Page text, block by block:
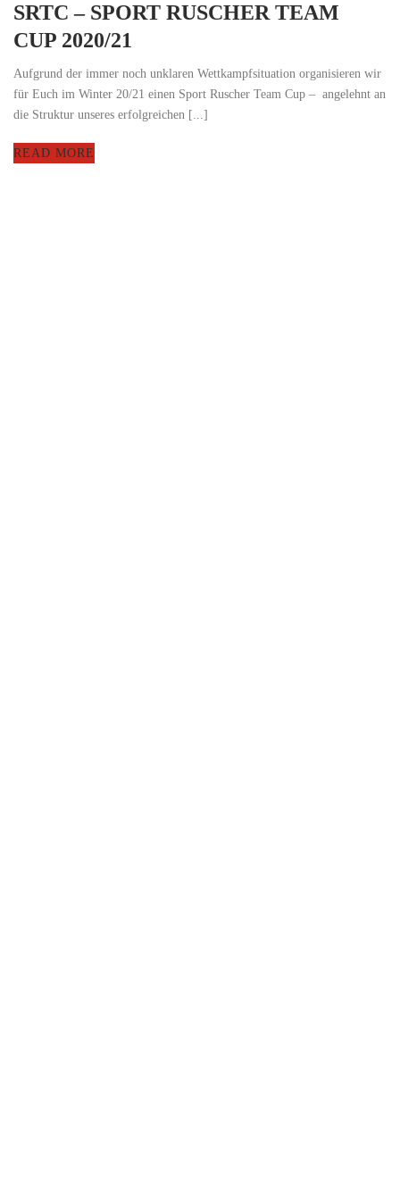
SRTC – SPORT RUSCHER TEAM
CUP 2020/21
Aufgrund der immer noch unklaren Wettkampfsituation organisieren wir
für Euch im Winter 20/21 einen Sport Ruscher Team Cup – angelehnt an
die Struktur unseres erfolgreichen [...]
READ MORE